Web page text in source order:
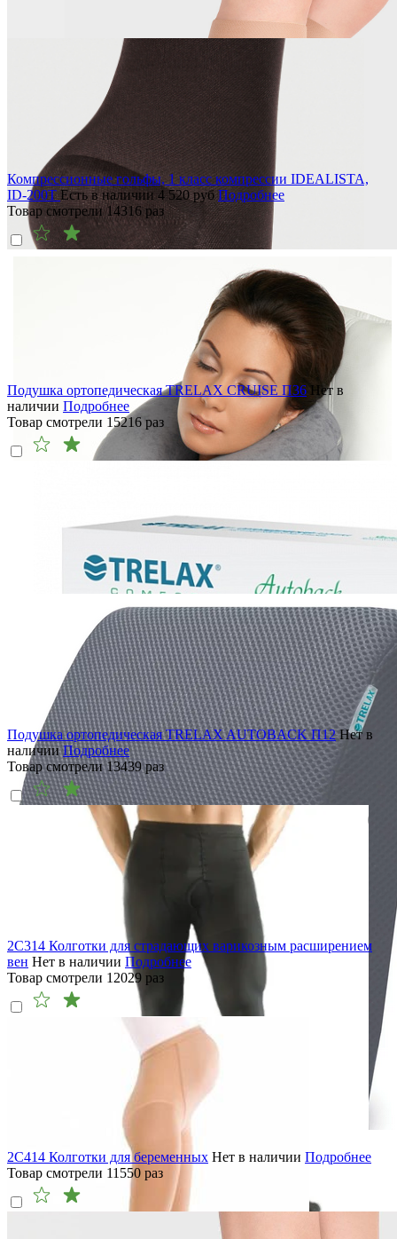
Компрессионные гольфы, 1 класс компрессии IDEALISTA,
ID-200TЕсть в наличии 4 520руб Подробнее
Товар смотрели14316 раз
Подушка ортопедическая TRELAX CRUISE П36 Нет в
наличии Подробнее
Товар смотрели 15216 раз
Подушка ортопедическая TRELAX AUTOBACK П12 Нет в
наличии Подробнее
Товар смотрели13439раз
2C314 Колготки для страдающих варикозным расширением
вен Нет в наличии Подробнее
Товар смотрели 12029 раз
2C414 Колготки для беременных Нет в наличии Подробнее
Товар смотрели 11550 раз